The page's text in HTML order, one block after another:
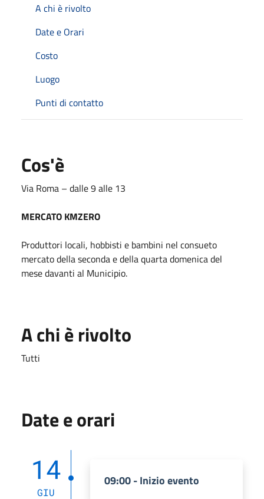
A chi è rivolto
Date e Orari
Costo
Luogo
Punti di contatto
Cos'è
Via Roma – dalle 9 alle 13
MERCATO KMZERO
Produttori locali, hobbisti e bambini nel consueto
mercato della seconda e della quartadomenica del
mese davanti al Municipio.
A chi è rivolto
Tutti
Date e orari
14
GIU
09:00 - Inizio evento